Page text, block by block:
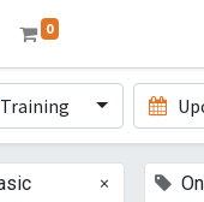
0
Training
×